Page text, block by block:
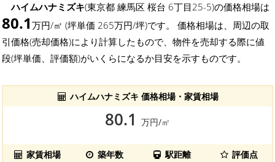
ハイムハナミズキ(東京都 練馬区 桜台 6丁目25-5)の価格相場は
80.1 万円/㎡ (坪単価 265万円/坪)です。 価格相場は、周辺の取
引価格(売却価格)により計算したもので、物件を売却する際に値
段(坪単価、評価額)がいくらになるか目安を示すものです。
ハイムハナミズキ 価格相場・家賃相場
80.1 万円/㎡
家賃相場 築年数 駅距離 評価点